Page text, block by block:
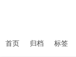
首页 归档 标签